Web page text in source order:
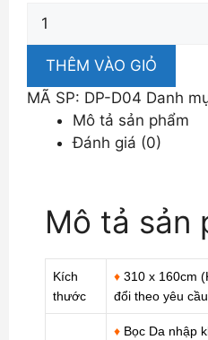
Sofa
Sang
Hiện
lượng
THÊM VÀO GIỎ
MÃ SP: DP-D04 Danh
Mô tả sản phẩm
Đánh giá (0)
Mô tả sản
Kích
thước
♦ 310 x 160cm
đổi theo yêu
♦ Bọc Da nhập